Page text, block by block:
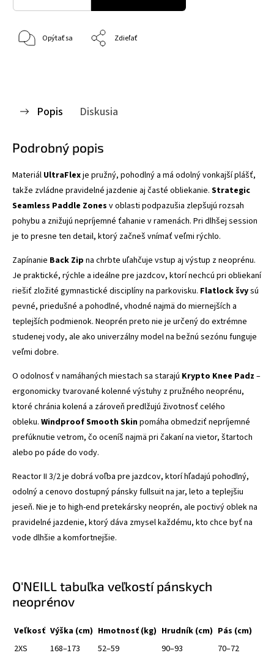
Opýtať sa Zdieľať
Popis Diskusia
Podrobný popis
Materiál UltraFlexje pružný, pohodlný a má odolný vonkajší plášť,
takže zvládne pravidelné jazdenie aj časté obliekanie. Strategic
Seamless Paddle Zones v oblasti podpazušia zlepšujú rozsah
pohybu a znižujú nepríjemné ťahanie v ramenách. Pri dlhšej session
je to presne ten detail, ktorý začneš vnímať veľmi rýchlo.
Zapínanie Back Zip na chrbte uľahčuje vstup aj výstup z neoprénu.
Je praktické, rýchle a ideálne pre jazdcov, ktorí nechcú pri obliekaní
riešiť zložité gymnastické disciplíny na parkovisku. Flatlock švysú
pevné, priedušné a pohodlné, vhodné najmä do miernejších a
teplejších podmienok. Neoprén preto nie je určený do extrémne
studenej vody, ale ako univerzálny model na bežnú sezónu funguje
veľmi dobre.
O odolnosť v namáhaných miestach sa starajú Krypto Knee Padz –
ergonomicky tvarované kolenné výstuhy z pružného neoprénu,
ktoré chránia kolená a zároveň predlžujú životnosť celého
obleku. Windproof Smooth Skinpomáha obmedziť nepríjemné
prefúknutie vetrom, čo oceníš najmä pri čakaní na vietor, štartoch
alebo po páde do vody.
Reactor II 3/2 je dobrá voľba pre jazdcov, ktorí hľadajú pohodlný,
odolný a cenovo dostupný pánsky fullsuit na jar, leto a teplejšiu
jeseň. Nie je to high-end pretekársky neoprén, ale poctivý oblek na
pravidelné jazdenie, ktorý dáva zmysel každému, kto chce byť na
vode dlhšie a komfortnejšie.
O'NEILL tabuľka veľkostí pánskych
neoprénov
Veľkosť Výška (cm) Hmotnosť (kg) Hrudník (cm) Pás (cm)
2XS
168–173 52–59 90–93
70–72